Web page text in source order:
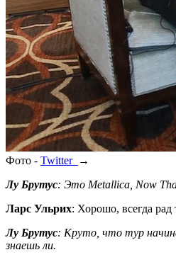
Фото - Twitter →
Лу Брутус: Это Metallica, Now
Ларс Ульрих: Хорошо, всегда рад
Лу Брутус: Круто, что тур
знаешь ли.